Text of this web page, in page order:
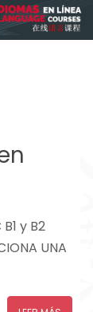
y B2
UNA